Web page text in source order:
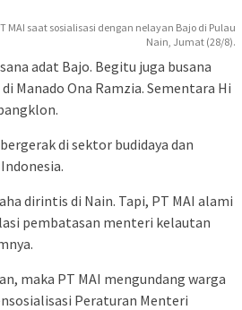
MAI saat sosialisasi dengan nelayan Bajo di Pulau
Nain, Jumat (28/8).
adat Bajo. Begitu juga busana
Manado Ona Ramzia. Sementara Hi
di sektor budidaya dan
dirintis di Nain. Tapi, PT MAI alami
pembatasan menteri kelautan
maka PT MAI mengundang warga
Peraturan Menteri